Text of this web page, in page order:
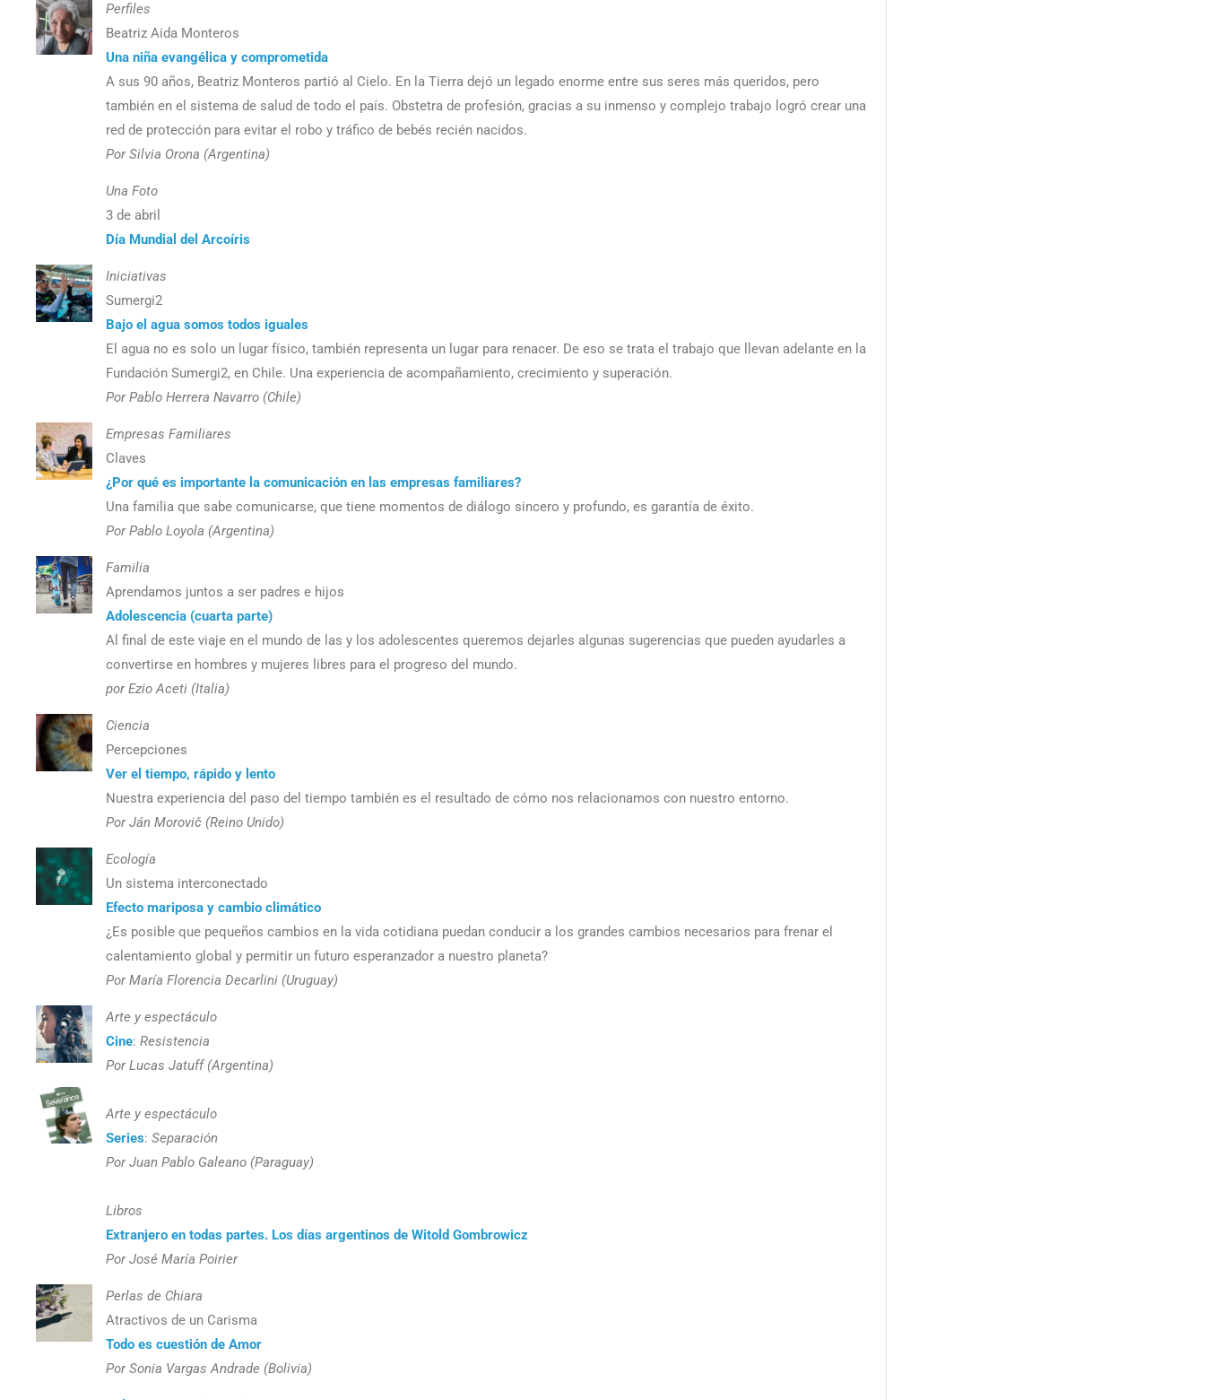
Perfiles
Beatriz Aida Monteros
Una niña evangélica y comprometida
A sus 90 años, Beatriz Monteros partió al Cielo. En la Tierra dejó un legado enorme entre sus seres más queridos, pero
también en el sistema de salud de todo el país. Obstetra de profesión, gracias a su inmenso y complejo trabajo logró crear una
red de protección para evitar el robo y tráfico de bebés recién nacidos.
Por Silvia Orona (Argentina)
Una Foto
3 de abril
Día Mundial del Arcoíris
Iniciativas
Sumergi2
Bajo el agua somos todos iguales
El agua no es solo un lugar físico, también representa un lugar para renacer. De eso se trata el trabajo que llevan adelante en la
Fundación Sumergi2, en Chile. Una experiencia de acompañamiento, crecimiento y superación.
Por Pablo Herrera Navarro (Chile)
Empresas Familiares
Claves
¿Por qué es importante la comunicación en las empresas familiares?
Una familia que sabe comunicarse, que tiene momentos de diálogo sincero y profundo, es garantía de éxito.
Por Pablo Loyola (Argentina)
Familia
Aprendamos juntos a ser padres e hijos
Adolescencia (cuarta parte)
Al final de este viaje en el mundo de las y los adolescentes queremos dejarles algunas sugerencias que pueden ayudarles a
convertirse en hombres y mujeres libres para el progreso del mundo.
por Ezio Aceti (Italia)
Ciencia
Percepciones
Ver el tiempo, rápido y lento
Nuestra experiencia del paso del tiempo también es el resultado de cómo nos relacionamos con nuestro entorno.
Por Ján Morovič (Reino Unido)
Ecología
Un sistema interconectado
Efecto mariposa y cambio climático
¿Es posible que pequeños cambios en la vida cotidiana puedan conducir a los grandes cambios necesarios para frenar el
calentamiento global y permitir un futuro esperanzador a nuestro planeta?
Por María Florencia Decarlini (Uruguay)
Arte y espectáculo
Cine: Resistencia
Por Lucas Jatuff (Argentina)
Arte y espectáculo
Series: Separación
Por Juan Pablo Galeano (Paraguay)
Libros
Extranjero en todas partes. Los días argentinos de Witold Gombrowicz
Por José María Poirier
Perlas de Chiara
Atractivos de un Carisma
Todo es cuestión de Amor
Por Sonia Vargas Andrade (Bolivia)